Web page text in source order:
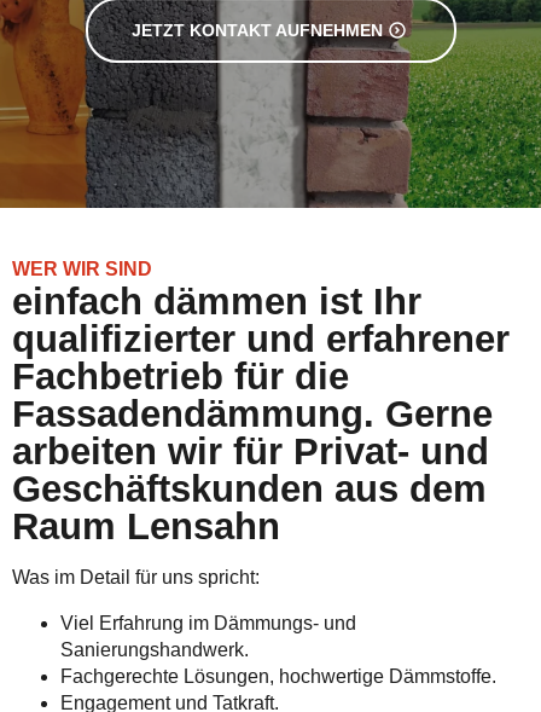
JETZT KONTAKT AUFNEHMEN
WER WIR SIND
einfach dämmen ist Ihr
qualifizierter und erfahrener
Fachbetrieb für die
Fassadendämmung. Gerne
arbeiten wir für Privat- und
Geschäftskunden aus dem
Raum Lensahn
Was im Detail für uns spricht:
Viel Erfahrung im Dämmungs- und
Sanierungshandwerk.
Fachgerechte Lösungen, hochwertige Dämmstoffe.
Engagement und Tatkraft.